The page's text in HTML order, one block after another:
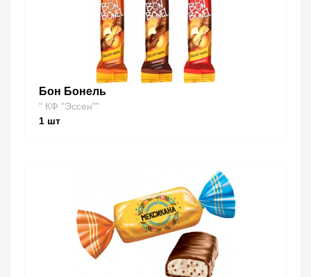
Бон Бонель
" КФ "Эссен""
1 шт